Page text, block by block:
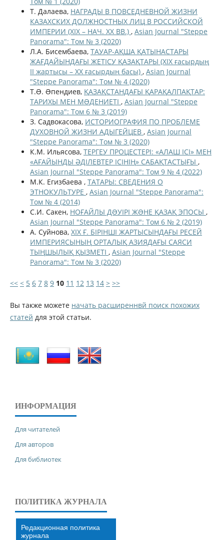
Т. Далаева, НАГРАДЫ В ПОВСЕДНЕВНОЙ ЖИЗНИ
КАЗАХСКИХ ДОЛЖНОСТНЫХ ЛИЦ В РОССИЙСКОЙ
ИМПЕРИИ (XIX – НАЧ. XX ВВ.) , Asian Journal "Steppe
Panorama": Том № 3 (2020)
Л.А. Бисембаева, ТАУАР-АҚША ҚАТЫНАСТАРЫ
ЖАҒДАЙЫНДАҒЫ ЖЕТІСУ ҚАЗАҚТАРЫ (ХІХ ғасырдың
ІІ жартысы – ХХ ғасырдың басы) , Asian Journal
"Steppe Panorama": Том № 4 (2020)
Т.Ə. Əпендиев, ҚАЗАҚСТАНДАҒЫ ҚАРАҚАЛПАҚТАР:
ТАРИХЫ МЕН МƏДЕНИЕТІ , Asian Journal "Steppe
Panorama": Том 6 № 3 (2019)
З. Садвокасова, ИСТОРИОГРАФИЯ ПО ПРОБЛЕМЕ
ДУХОВНОЙ ЖИЗНИ АДЫГЕЙЦЕВ , Asian Journal
"Steppe Panorama": Том № 3 (2020)
К.М. Ильясова, ТЕРГЕУ ПРОЦЕСТЕРІ: «АЛАШ ІСІ» МЕН
«АҒАЙЫНДЫ ӘДІЛЕВТЕР ІСІНІҢ» САБАҚТАСТЫҒЫ ,
Asian Journal "Steppe Panorama": Том 9 № 4 (2022)
М.К. Егизбаева , ТАТАРЫ: СВЕДЕНИЯ О
ЭТНОКУЛЬТУРЕ , Asian Journal "Steppe Panorama":
Том № 4 (2014)
С.И. Сакен, НОҒАЙЛЫ ДƏУІРІ ЖƏНЕ ҚАЗАҚ ЭПОСЫ ,
Asian Journal "Steppe Panorama": Том 6 № 2 (2019)
А. Суйнова, XIX Ғ. БІРІНШІ ЖАРТЫСЫНДАҒЫ РЕСЕЙ
ИМПЕРИЯСЫНЫҢ ОРТАЛЫҚ АЗИЯДАҒЫ САЯСИ
ТЫҢШЫЛЫҚ ҚЫЗМЕТІ , Asian Journal "Steppe
Panorama": Том № 3 (2020)
<< < 5 6 7 8 9 10 11 12 13 14 > >>
Вы также можете начать расширеннвй поиск похожих
статей для этой статьи.
ИНФОРМАЦИЯ
Для читателей
Для авторов
Для библиотек
ПОЛИТИКА ЖУРНАЛА
Редакционная политика
журнала